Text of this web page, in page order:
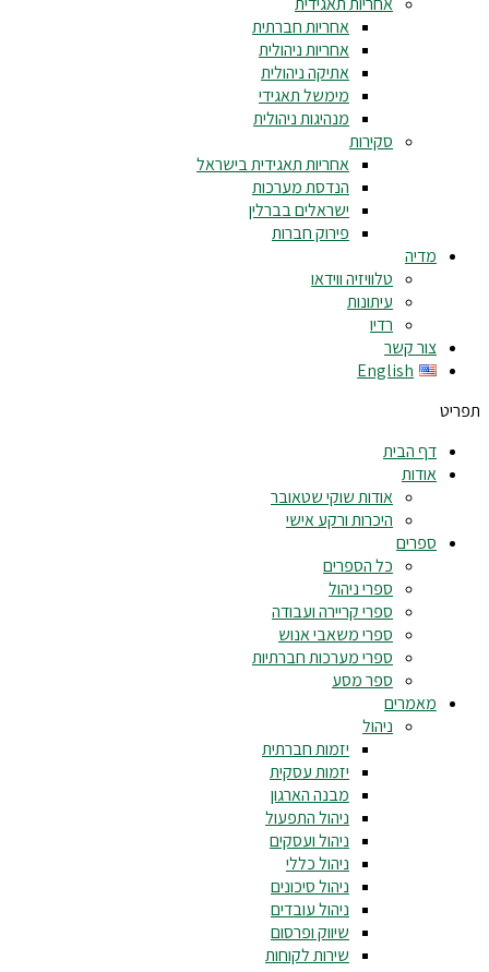
אחריות חברתית
אחריות ניהולית
אתיקה ניהולית
מימשל תאגידי
מנהיגות ניהולית
סקירות
אחריות תאגידית בישראל
הנדסת מערכות
ישראלים בברלין
פירוק חברות
מדיה
טלוויזיה ווידאו
עיתונות
רדיו
צור קשר
English
תפריט
דף הבית
אודות
אודות שוקי שטאובר
היכרות ורקע אישי
ספרים
כל הספרים
ספרי ניהול
ספרי קריירה ועבודה
ספרי משאבי אנוש
ספרי מערכות חברתיות
ספר מסע
מאמרים
ניהול
יזמות חברתית
יזמות עסקית
מבנה הארגון
ניהול התפעול
ניהול ועסקים
ניהול כללי
ניהול סיכונים
ניהול עובדים
שיווק ופרסום
שירות לקוחות